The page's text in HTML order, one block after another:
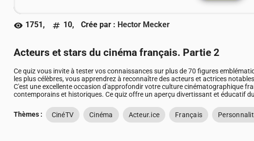
visibility 1751, numbers 10, Crée par : Hector Mecker
Acteurs et stars du cinéma français. Partie 2
Ce quiz vous invite à tester vos connaissances sur plus de 70 figures
les plus célèbres, vous apprendrez à reconnaître des acteurs et actrices
C'est une excellente occasion d'approfondir votre culture cinématographique
contemporains et historiques. Ce quiz offre un aperçu divertissant et éducatif
Thèmes : CinéTV Cinéma Acteur.ice Français